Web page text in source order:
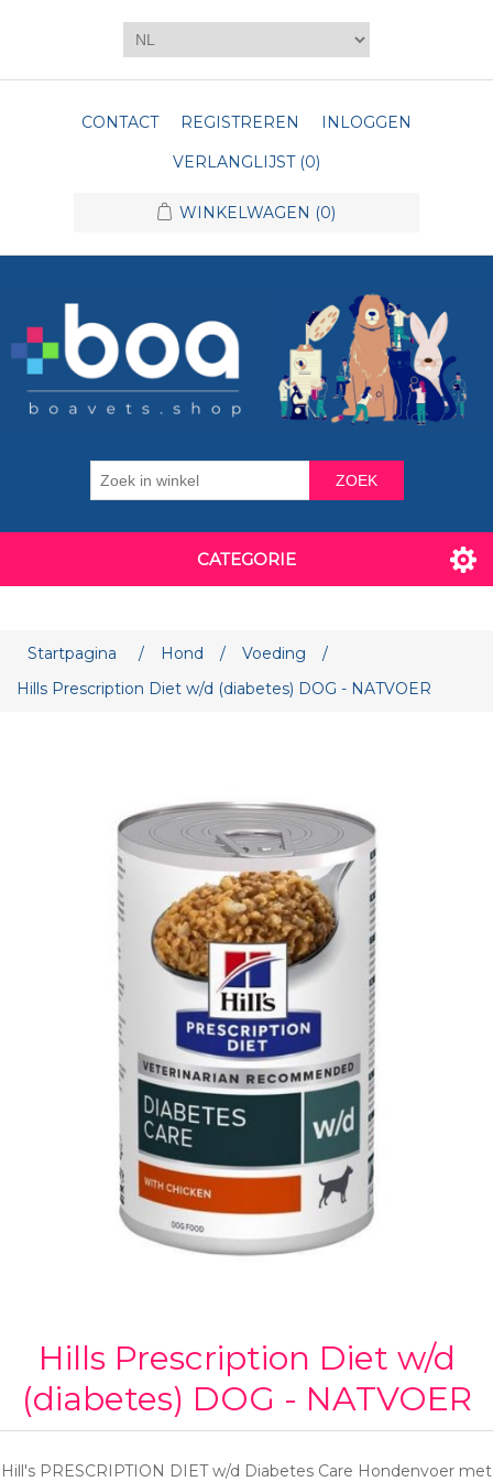
CONTACT REGISTREREN
INLOGGEN
VERLANGLIJST (0)
WINKELWAGEN (0)
ZOEK
CATEGORIE
Startpagina / Hond / Voeding
/
Hills Prescription Diet w/d (diabetes) DOG - NATVOER
Hills Prescription Diet w/d
(diabetes) DOG - NATVOER
Hill's PRESCRIPTION DIET w/d Diabetes Care Hondenvoer met